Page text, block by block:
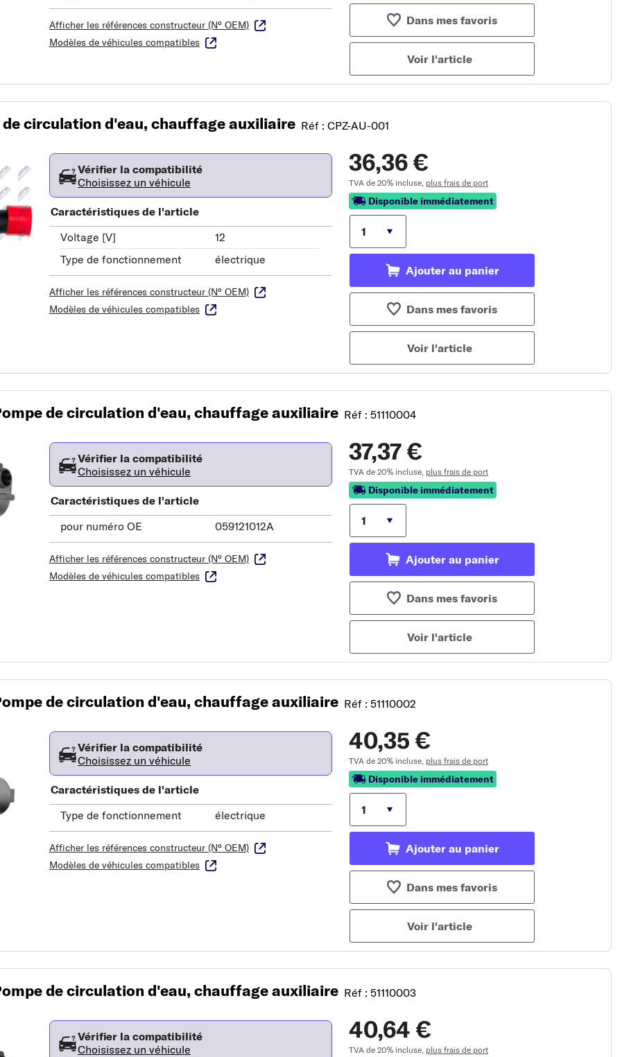
Afficher les références constructeur (N° OEM)
Modèles de véhicules compatibles
Dans mes favoris
Voir l'article
de circulation d'eau, chauffage auxiliaire Réf : CPZ-AU-001
Vérifier la compatibilité
Choisissez un véhicule
Caractéristiques de l'article
Voltage [V]
12
Type de fonctionnement
électrique
Afficher les références constructeur (N° OEM)
Modèles de véhicules compatibles
36,36 €
TVA de 20% incluse, plus frais de port
Disponible immédiatement
Ajouter au panier
Dans mes favoris
Voir l'article
de circulation d'eau, chauffage auxiliaire Réf : 51110004
Vérifier la compatibilité
Choisissez un véhicule
Caractéristiques de l'article
pour numéro OE
059121012A
Afficher les références constructeur (N° OEM)
Modèles de véhicules compatibles
37,37 €
TVA de 20% incluse, plus frais de port
Disponible immédiatement
Ajouter au panier
Dans mes favoris
Voir l'article
de circulation d'eau, chauffage auxiliaire Réf : 51110002
Vérifier la compatibilité
Choisissez un véhicule
Caractéristiques de l'article
Type de fonctionnement
électrique
Afficher les références constructeur (N° OEM)
Modèles de véhicules compatibles
40,35 €
TVA de 20% incluse, plus frais de port
Disponible immédiatement
Ajouter au panier
Dans mes favoris
Voir l'article
de circulation d'eau, chauffage auxiliaire Réf : 51110003
Vérifier la compatibilité
Choisissez un véhicule
40,64 €
TVA de 20% incluse, plus frais de port